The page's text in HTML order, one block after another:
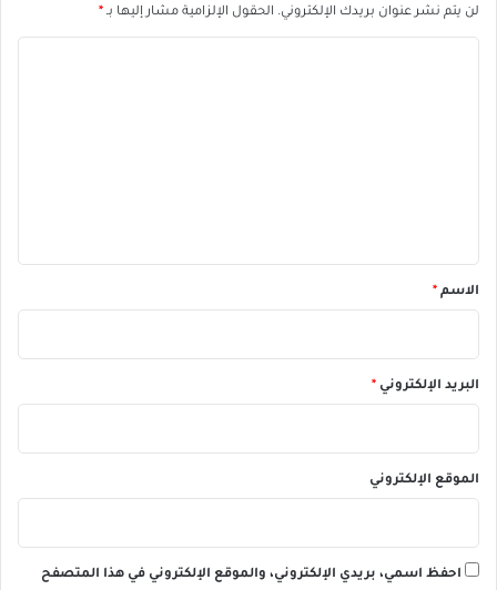
لن يتم نشر عنوان بريدك الإلكتروني. الحقول الإلزامية مشار إليها بـ *
*الاسم *
البريد الإلكتروني *
الموقع الإلكتروني
احفظ اسمي، بريدي الإلكتروني، والموقع الإلكتروني في هذا المتصفح